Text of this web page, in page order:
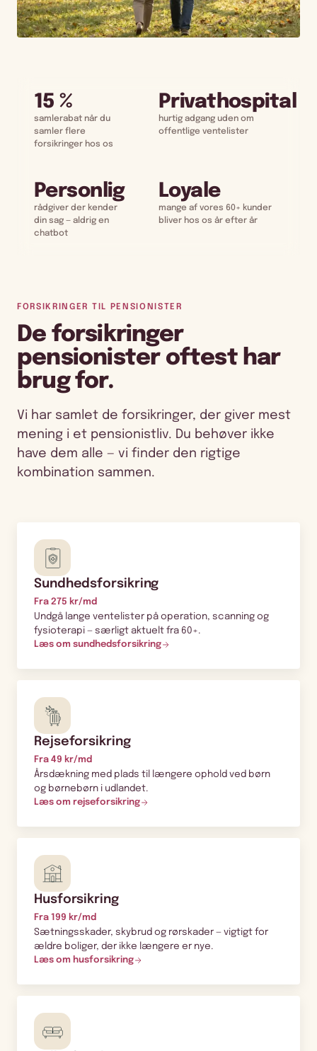
15 %
samlerabat når du
samler flere
forsikringer hos os
Privathospital
hurtig adgang uden om
offentlige ventelister
Personlig
rådgiver der kender
din sag — aldrig en
chatbot
Loyale
mange af vores 60+ kunder
bliver hos os år efter år
FORSIKRINGER TIL PENSIONISTER
De forsikringer
pensionister oftest har
brug for.
Vi har samlet de forsikringer, der giver mest
mening i et pensionistliv. Du behøver ikke
have dem alle — vi finder den rigtige
kombination sammen.
Sundhedsforsikring
Fra 275 kr/md
Undgå lange ventelister på operation, scanning og
fysioterapi — særligt aktuelt fra 60+.
Læs om sundhedsforsikring
Rejseforsikring
Fra 49 kr/md
Årsdækning med plads til længere ophold ved børn
og børnebørn i udlandet.
Læs om rejseforsikring
Husforsikring
Fra 199 kr/md
Sætningsskader, skybrud og rørskader — vigtigt for
ældre boliger, der ikke længere er nye.
Læs om husforsikring